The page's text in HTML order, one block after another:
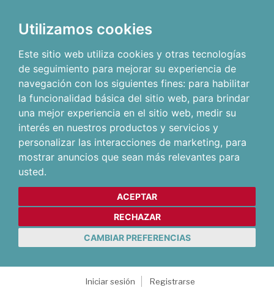
Utilizamos cookies
Este sitio web utiliza cookies y otras tecnologías
de seguimiento para mejorar su experiencia de
navegación con los siguientes fines: para habilitar
la funcionalidad básica del sitio web, para brindar
una mejor experiencia en el sitio web, medir su
interés en nuestros productos y servicios y
personalizar las interacciones de marketing, para
mostrar anuncios que sean más relevantes para
usted.
ACEPTAR
RECHAZAR
CAMBIAR PREFERENCIAS
Iniciar sesión
Registrarse